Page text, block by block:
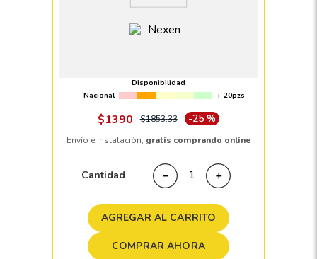
Disponibilidad
Nacional
+ 20pzs
$1390 $1853.33 -25 %
Envío e instalación, gratis comprando online
Cantidad ＋
－
AGREGAR AL CARRITO
COMPRAR AHORA